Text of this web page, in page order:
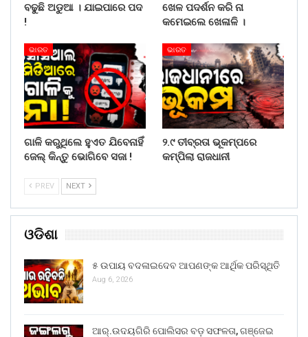
ବଢୁଛି ଅଡୁଆ । ଯାଇପାରେ ପଦ
!
ଖେଳ ପଦର୍ଶନ କରି ନା
କମେଇଲେ ଖେଳାଳି ।
ଭାରତ
ଗାଳି କରୁଥିଲେ ହୁଏତ ଯିବେନାହିଁ
ଜେଲ୍ କିନ୍ତୁ ଭୋଗିବେ ସଜା !
ଭାରତ
୨.୯ ତୀବ୍ରତା ଭୂକମ୍ପରେ
କମ୍ପିଲା ରାଜଧାନୀ
PREV NEXT
ଓଡିଶା
୫ ଉପାୟ ବଦଳାଇଦେବ ଆପଣଙ୍କ ଆର୍ଥିକ ପରିସ୍ଥିତି
Aug 6, 2026
ଆର୍.ଉଦୟଗିରି ପୋଲିସର ବଡ଼ ସଫଳତା, ଗଞ୍ଜେଇ